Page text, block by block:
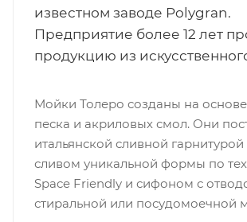
известном заводе Polygran.
Предприятие более 12 лет
продукцию из
Мойки Толеро созданы на
песка и акриловых смол. Они
итальянской сливной
сливом уникальной формы по
Space Friendly и сифоном с
стиральной или посудомоечной